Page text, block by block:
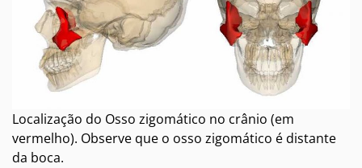
Localização do Osso zigomático no crânio (em
vermelho). Observe que o osso zigomático é distante
da boca.